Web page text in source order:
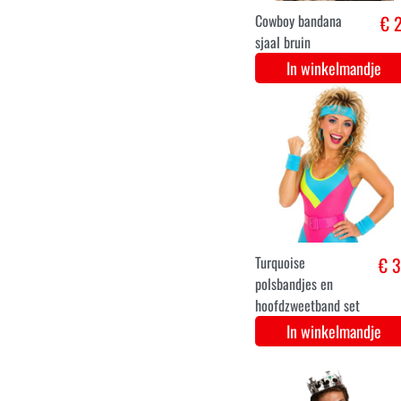
Bandana sjaal
camouflage
In winkelmandje
Zwarte Kat Oortjes
Hoofdband met